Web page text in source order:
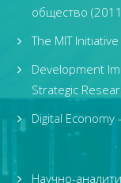
общество
The MIT
Development
Strategic
Digital Economy
Научно-